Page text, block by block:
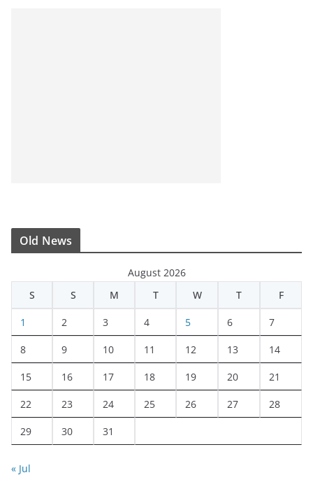
Old News
August 2026
S
S M T W T F
1 2 3 4 5 6 7
8 9 10 11 12 13 14
15 16 17 18 19 20 21
22 23 24 25 26 27 28
29 30 31
« Jul